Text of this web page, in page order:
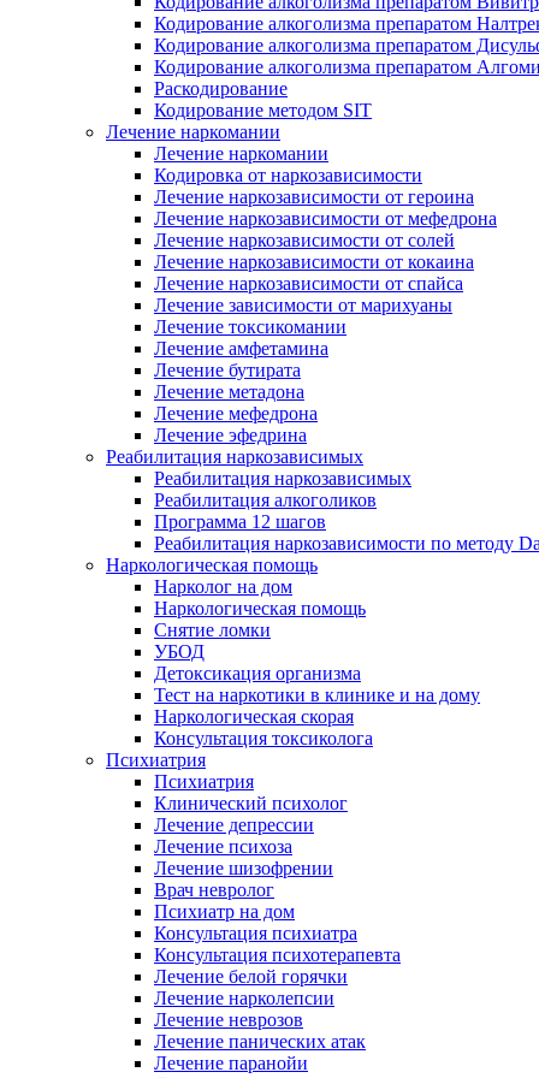
Кодирование алкоголизма препаратом
Кодирование алкоголизма препаратом
Кодирование алкоголизма препаратом
Раскодирование
Кодирование методом SIT
Лечение наркомании
Лечение наркомании
Кодировка от наркозависимости
Лечение наркозависимости от героина
Лечение наркозависимости от мефедрона
Лечение наркозависимости от солей
Лечение наркозависимости от кокаина
Лечение наркозависимости от спайса
Лечение зависимости от марихуаны
Лечение токсикомании
Лечение амфетамина
Лечение бутирата
Лечение метадона
Лечение мефедрона
Лечение эфедрина
Реабилитация наркозависимых
Реабилитация наркозависимых
Реабилитация алкоголиков
Программа 12 шагов
Реабилитация наркозависимости по методу
Наркологическая помощь
Нарколог на дом
Наркологическая помощь
Снятие ломки
УБОД
Детоксикация организма
Тест на наркотики в клинике и на дому
Наркологическая скорая
Консультация токсиколога
Психиатрия
Психиатрия
Клинический психолог
Лечение депрессии
Лечение психоза
Лечение шизофрении
Врач невролог
Психиатр на дом
Консультация психиатра
Консультация психотерапевта
Лечение белой горячки
Лечение нарколепсии
Лечение неврозов
Лечение панических атак
Лечение паранойи